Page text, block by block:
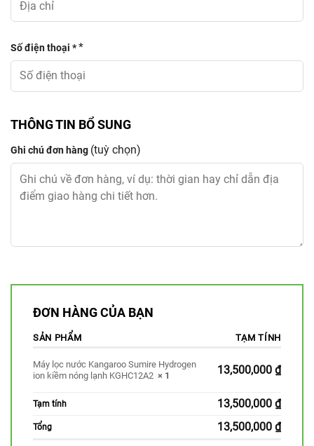
Số điện thoại **
THÔNG TIN BỔ SUNG
Ghi chú đơn hàng (tuỳ chọn)
ĐƠN HÀNG CỦA BẠN
SẢN PHẨM TẠM TÍNH
Máy lọc nước Kangaroo Sumire Hydrogen
ion kiềm nóng lạnh KGHC12A2 × 1 13,500,000 ₫
Tạm tính 13,500,000 ₫
Tổng 13,500,000 ₫